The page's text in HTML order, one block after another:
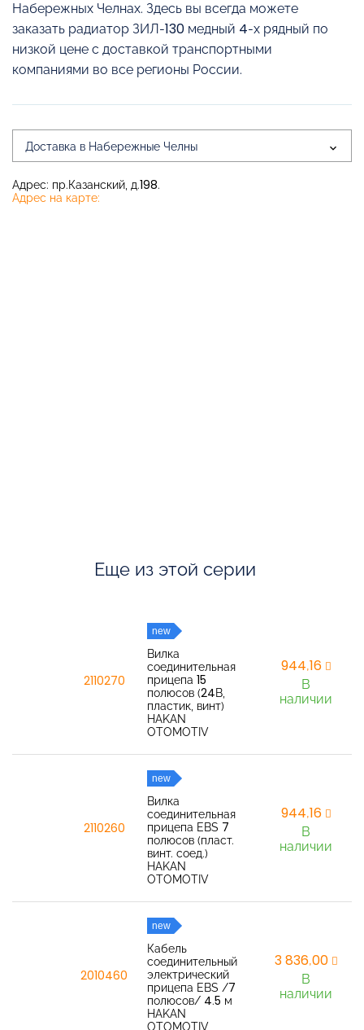
Набережных Челнах. Здесь вы всегда можете
заказать радиатор ЗИЛ-130 медный 4-х рядный по
низкой цене с доставкой транспортными
компаниями во все регионы России.
Доставка в Набережные Челны
Адрес: пр.Казанский, д.198.
Адрес на карте:
Еще из этой серии
2110270
new
Вилка
соединительная
прицепа 15
полюсов (24В,
пластик, винт)
HAKAN
OTOMOTIV
944,16
В
наличии
2110260
new
Вилка
соединительная
прицепа EBS 7
полюсов (пласт.
винт. соед.)
HAKAN
OTOMOTIV
944,16
В
наличии
2010460
new
Кабель
соединительный
электрический
прицепа EBS /7
полюсов/ 4.5 м
HAKAN
OTOMOTIV
3 836,00
В
наличии